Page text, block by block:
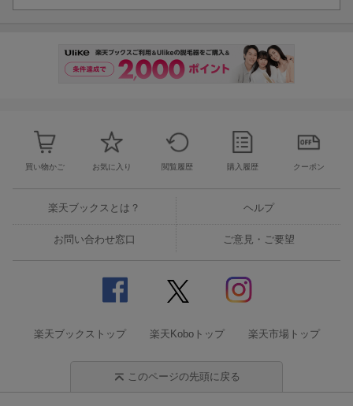
買い物かご お気に入り 閲覧履歴 購入履歴 クーポン
楽天ブックスとは？ ヘルプ
お問い合わせ窓口 ご意見・ご要望
楽天ブックストップ 楽天Koboトップ 楽天市場トップ
このページの先頭に戻る